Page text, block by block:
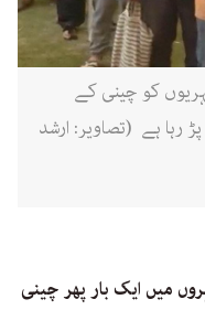
کو چینی کے
رہا ہے (تصاویر: ارشد
میں ایک بار پھر چینی